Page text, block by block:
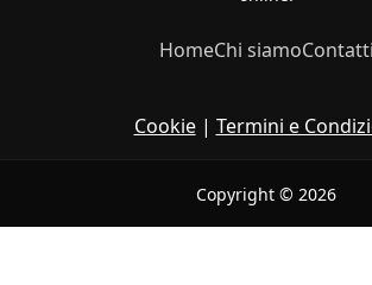
HomeChi siamoContatti
Cookie| Termini e
Copyright © 2026